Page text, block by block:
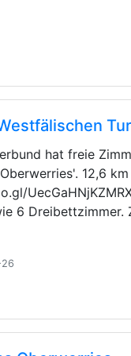
hat freie
12,6
6 Dreibettzimmer.